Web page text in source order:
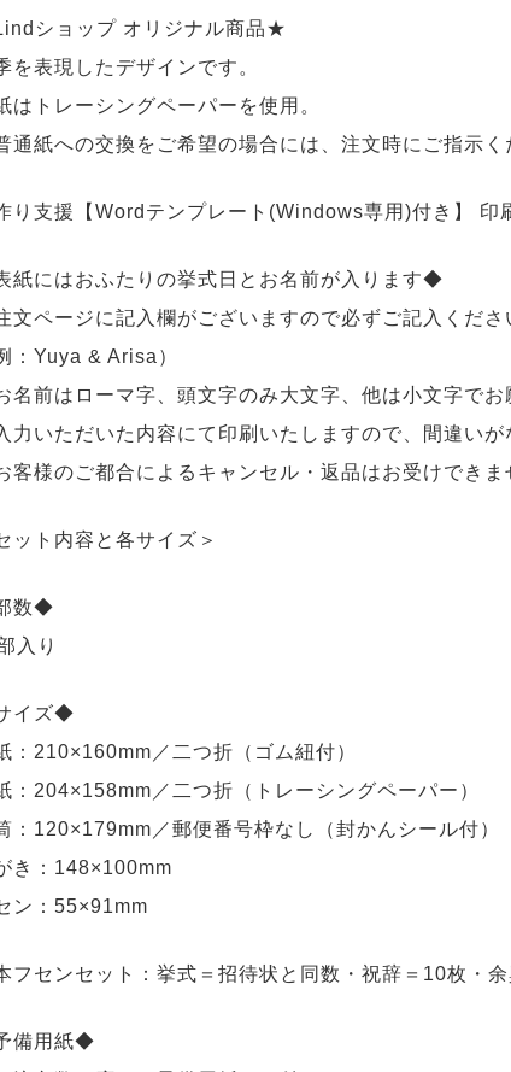
ショップ オリジナル商品★
を表現したデザインです。
はトレーシングペーパーを使用。
通紙への交換をご希望の場合には、注文時にご指示く
り支援【Wordテンプレート(Windows専用)付き】 印
紙にはおふたりの挙式日とお名前が入ります◆
文ページに記入欄がございますので必ずご記入くださ
：Yuya & Arisa）
名前はローマ字、頭文字のみ大文字、他は小文字でお
力いただいた内容にて印刷いたしますので、間違いが
客様のご都合によるキャンセル・返品はお受けできま
ット内容と各サイズ＞
数◆
入り
イズ◆
：210×160mm／二つ折（ゴム紐付）
：204×158mm／二つ折（トレーシングペーパー）
：120×179mm／郵便番号枠なし（封かんシール付）
き：148×100mm
ン：55×91mm
フセンセット：挙式＝招待状と同数・祝辞＝10枚・
備用紙◆